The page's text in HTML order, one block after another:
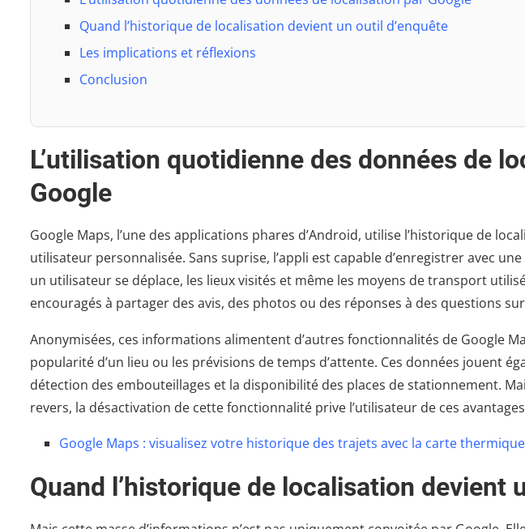
Quand l’historique de localisation devient un outil d’enquête
Les implications et réflexions
Conclusion
L’utilisation quotidienne des données de
Google
Google Maps, l’une des applications phares d’Android, utilise l’historique de
utilisateur personnalisée. Sans suprise, l’appli est capable d’enregistrer avec
un utilisateur se déplace, les lieux visités et même les moyens de transport
encouragés à partager des avis, des photos ou des réponses à des questions
Anonymisées, ces informations alimentent d’autres fonctionnalités de Google
popularité d’un lieu ou les prévisions de temps d’attente. Ces données jouent
détection des embouteillages et la disponibilité des places de stationnement.
revers, la désactivation de cette fonctionnalité prive l’utilisateur de ces
Google Maps : visualisez votre historique des trajets avec la carte thermique
Quand l’historique de localisation devient